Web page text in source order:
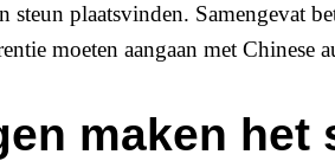
steun plaatsvinden. Samengevat
moeten aangaan met Chinese
maken het